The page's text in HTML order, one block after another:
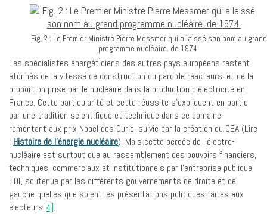
Fig. 2 : Le Premier Ministre Pierre Messmer qui a laissé son nom au grand
programme nucléaire. de 1974.
Les spécialistes énergéticiens des autres pays européens restent
étonnés de la vitesse de construction du parc de réacteurs, et de la
proportion prise par le nucléaire dans la production d’électricité en
France. Cette particularité et cette réussite s’expliquent en partie
par une tradition scientifique et technique dans ce domaine
remontant aux prix Nobel des Curie, suivie par la création du CEA (Lire
: Histoire de l’énergie nucléaire). Mais cette percée de l’électro-
nucléaire est surtout due au rassemblement des pouvoirs financiers,
techniques, commerciaux et institutionnels par l’entreprise publique
EDF, soutenue par les différents gouvernements de droite et de
gauche quelles que soient les présentations politiques faites aux
électeurs[4].